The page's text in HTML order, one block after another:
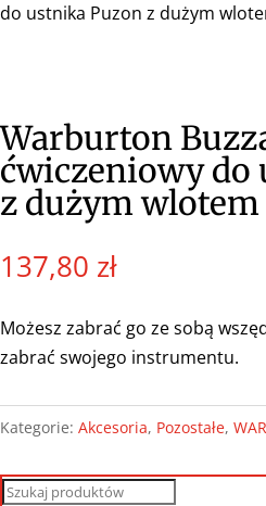
do ustnika Puzon z dużym
Warburton
ćwiczeniowy do
z dużym wlotem
137,80 zł
Możesz zabrać go ze sobą
zabrać swojego instrumentu.
Kategorie: Akcesoria, Pozostałe,
Wyszukiwarka